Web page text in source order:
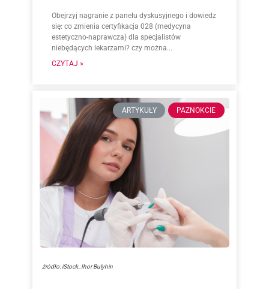
Obejrzyj nagranie z panelu dyskusyjnego i dowiedz
się: co zmienia certyfikacja 028 (medycyna
estetyczno-naprawcza) dla specjalistów
niebędących lekarzami? czy można...
CZYTAJ »
ARTYKUŁY PAZNOKCIE
źródło: iStock_Ihor Bulyhin